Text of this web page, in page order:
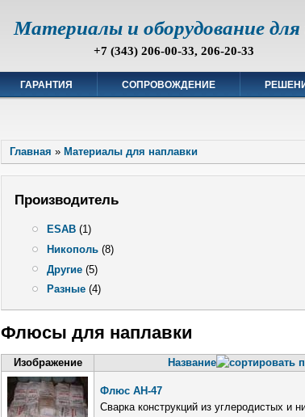
Материалы и оборудование для
+7 (343) 206-00-33, 206-20-33
ГАРАНТИЯ СОПРОВОЖДЕНИЕ
Главная » Материалы для наплавки
Производитель
ESAB (1)
Никополь (8)
Другие (5)
Разные (4)
Флюсы для наплавки
Изображение Название
Флюс АН-47
Сварка конструкций из углеродистых и